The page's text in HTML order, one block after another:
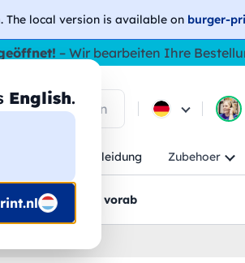
. The local version is available on burger-
English.
– Wir bearbeiten Ihre
den Produkten
Arbeitskleidung Zubehoer
Grafikentwürfe vorab